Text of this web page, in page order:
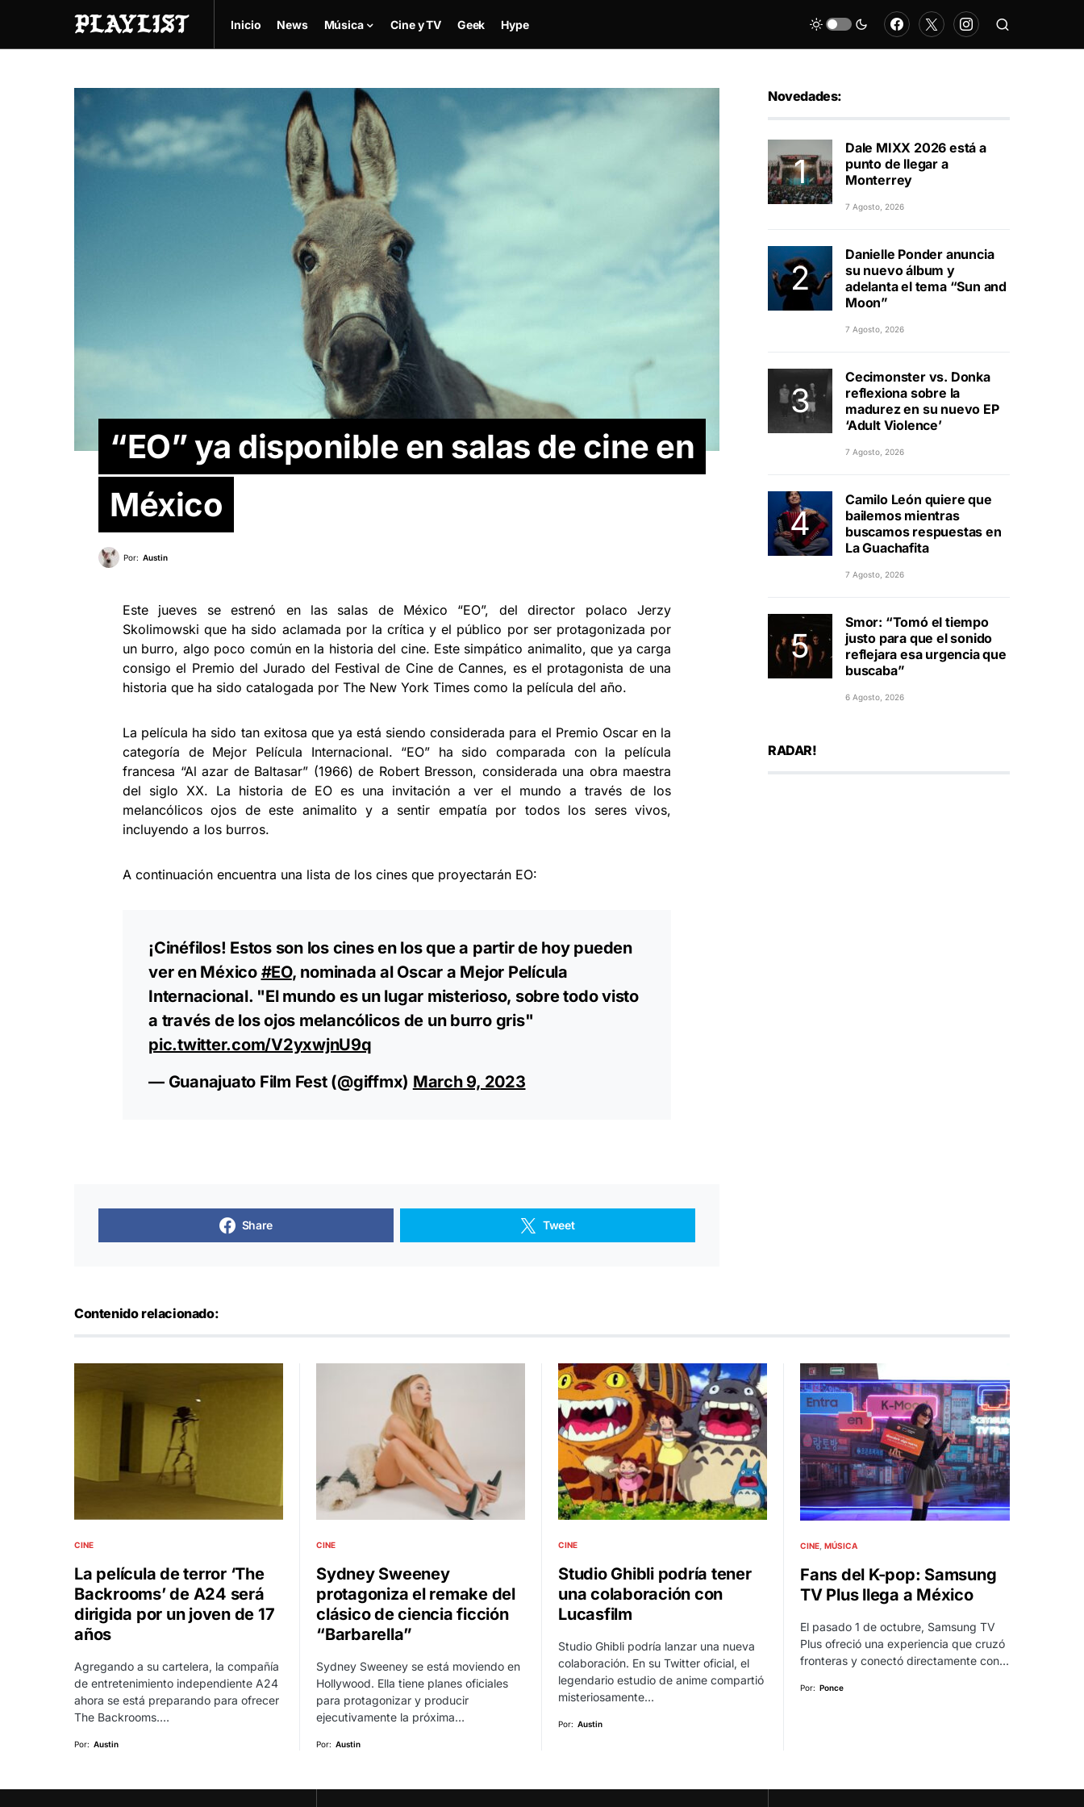
Inicio News Música Cine y TV Geek Hype
“EO” ya disponible en salas de cine en
México
Por: Austin
Este jueves se estrenó en las salas de México “EO”, del director polaco Jerzy
Skolimowski que ha sido aclamada por la crítica y el público por ser protagonizada por
un burro, algo poco común en la historia del cine. Este simpático animalito, que ya carga
consigo el Premio del Jurado del Festival de Cine de Cannes, es el protagonista de una
historia que ha sido catalogada por The New York Times como la película del año.
La película ha sido tan exitosa que ya está siendo considerada para el Premio Oscar en la
categoría de Mejor Película Internacional. “EO” ha sido comparada con la película
francesa “Al azar de Baltasar” (1966) de Robert Bresson, considerada una obra maestra
del siglo XX. La historia de EO es una invitación a ver el mundo a través de los
melancólicos ojos de este animalito y a sentir empatía por todos los seres vivos,
incluyendo a los burros.
A continuación encuentra una lista de los cines que proyectarán EO:
¡Cinéfilos! Estos son los cines en los que a partir de hoy pueden
ver en México #EO, nominada al Oscar a Mejor Película
Internacional. "El mundo es un lugar misterioso, sobre todo visto
a través de los ojos melancólicos de un burro gris"
pic.twitter.com/V2yxwjnU9q
— Guanajuato Film Fest (@giffmx) March 9, 2023
Share Tweet
Novedades:
Dale MIXX 2026 está a
punto de llegar a
Monterrey
7 Agosto, 2026
Danielle Ponder anuncia
su nuevo álbum y
adelanta el tema “Sun and
Moon”
7 Agosto, 2026
Cecimonster vs. Donka
reflexiona sobre la
madurez en su nuevo EP
‘Adult Violence’
7 Agosto, 2026
Camilo León quiere que
bailemos mientras
buscamos respuestas en
La Guachafita
7 Agosto, 2026
Smor: “Tomó el tiempo
justo para que el sonido
reflejara esa urgencia que
buscaba”
6 Agosto, 2026
RADAR!
Contenido relacionado:
CINE
La película de terror ‘The
Backrooms’ de A24 será
dirigida por un joven de 17
años
Agregando a su cartelera, la compañía
de entretenimiento independiente A24
ahora se está preparando para ofrecer
The Backrooms.…
Por: Austin
CINE
Sydney Sweeney
protagoniza el remake del
clásico de ciencia ficción
“Barbarella”
Sydney Sweeney se está moviendo en
Hollywood. Ella tiene planes oficiales
para protagonizar y producir
ejecutivamente la próxima…
Por: Austin
CINE
Studio Ghibli podría tener
una colaboración con
Lucasfilm
Studio Ghibli podría lanzar una nueva
colaboración. En su Twitter oficial, el
legendario estudio de anime compartió
misteriosamente…
Por: Austin
CINE MÚSICA
Fans del K-pop: Samsung
TV Plus llega a México
El pasado 1 de octubre, Samsung TV
Plus ofreció una experiencia que cruzó
fronteras y conectó directamente con…
Por: Ponce